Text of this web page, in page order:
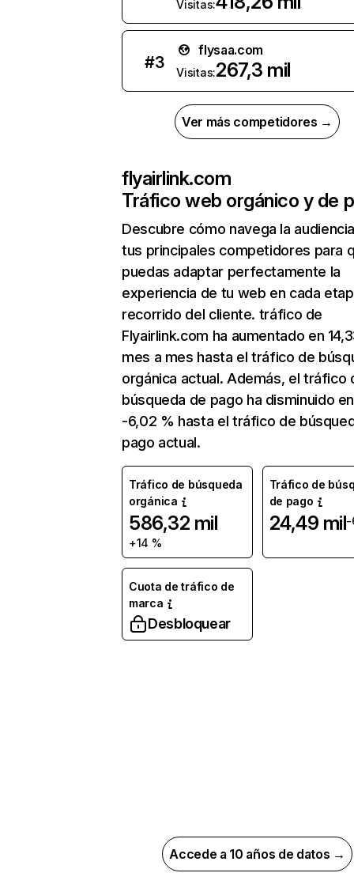
Visitas:
#3
flysaa.com
Visitas:267,3 mil
Ver más competidores →
flyairlink.com
Tráfico web orgánico y de
Descubre cómo navega la
tus principales competidores para
puedas adaptar perfectamente la
experiencia de tu web en cada
recorrido del cliente. tráfico de
Flyairlink.com ha aumentado en
mes a mes hasta el tráfico de
orgánica actual. Además, el tráfico
búsqueda de pago ha disminuido en
-6,02 % hasta el tráfico de
pago actual.
Tráfico de búsqueda
orgánica
586,32 mil
+14 %
Tráfico de
de pago
24,49 mil-
Cuota de tráfico de
marca
Desbloquear
Accede a 10 años de datos →